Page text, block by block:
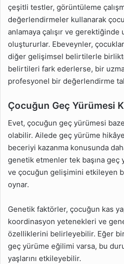
çeşitli testler, görüntüleme
değerlendirmeler kullanarak
anlamaya çalışır ve gerektiğinde
oluştururlar. Ebeveynler,
diğer gelişimsel belirtilerle
belirtileri fark ederlerse, bir
profesyonel bir değerlendirme
Çocuğun Geç Yürümesi
Evet, çocuğun geç yürümesi
olabilir. Ailede geç yürüme
beceriyi kazanma konusunda
genetik etmenler tek başına geç
ve çocuğun gelişimini etkileyen
oynar.
Genetik faktörler, çocuğun kas
koordinasyon yetenekleri ve
özelliklerini belirleyebilir. Eğer
geç yürüme eğilimi varsa, bu
yaşlarını etkileyebilir.